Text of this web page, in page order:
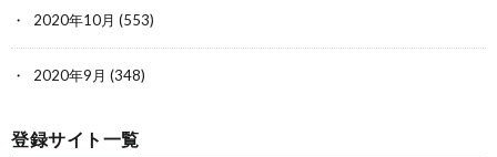
2020年10月 (553)
2020年9月 (348)
登録サイト一覧